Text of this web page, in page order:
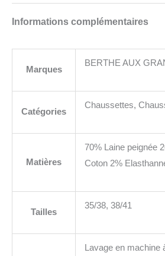
Informations complémentaires
Marques
BERTHE AUX
Catégories
Chaussettes,
Matières
70% Laine peignée
Coton 2%
Tailles
35/38, 38/41
Lavage en